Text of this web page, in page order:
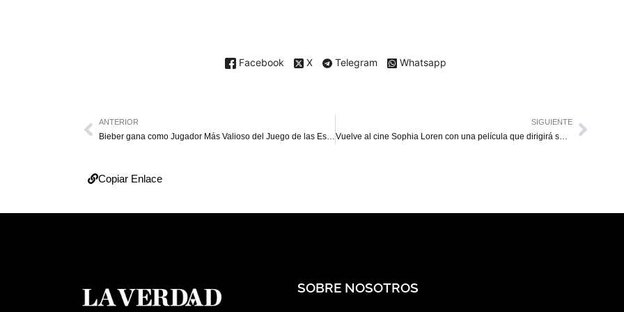
Facebook X Telegram Whatsapp
ANTERIOR
Bieber gana como Jugador Más Valioso del Juego de las Estrellas
SIGUIENTE
Vuelve al cine Sophia Loren con una película que dirigirá su hijo
Copiar Enlace
SOBRE NOSOTROS